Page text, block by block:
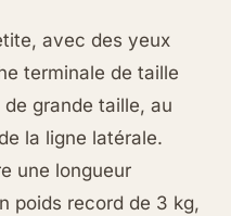
avec des yeux
terminale de taille
grande taille, au
la ligne latérale.
une longueur
poids record de 3 kg,